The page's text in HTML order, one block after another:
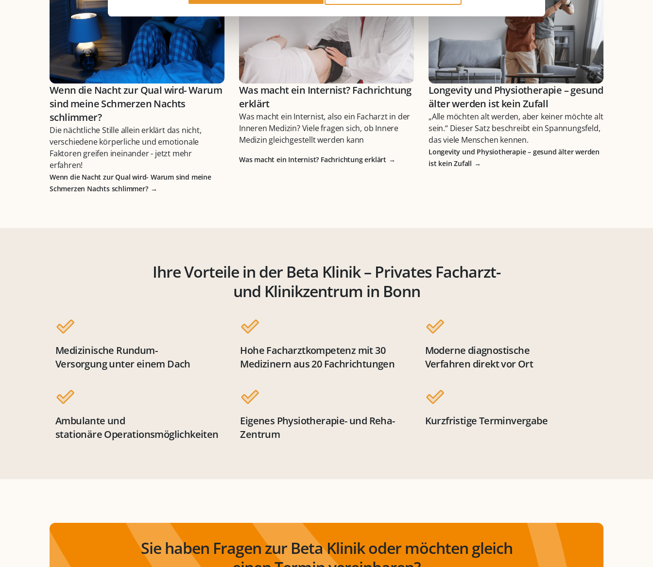
Wenn die Nacht zur Qual wird- Warum
sind meine Schmerzen Nachts
schlimmer?
Die nächtliche Stille allein erklärt das nicht,
verschiedene körperliche und emotionale
Faktoren greifen ineinander - jetzt mehr
erfahren!
Wenn die Nacht zur Qual wird- Warum sind meine
Schmerzen Nachts schlimmer?
Was macht ein Internist? Fachrichtung
erklärt
Was macht ein Internist, also ein Facharzt in der
Inneren Medizin? Viele fragen sich, ob Innere
Medizin gleichgestellt werden kann
Was macht ein Internist? Fachrichtung erklärt
Longevity und Physiotherapie – gesund
älter werden ist kein Zufall
„Alle möchten alt werden, aber keiner möchte alt
sein.“ Dieser Satz beschreibt ein Spannungsfeld,
das viele Menschen kennen.
Longevity und Physiotherapie – gesund älter werden
ist kein Zufall
Ihre Vorteile in der Beta Klinik – Privates Facharzt-
und Klinikzentrum in Bonn
Medizinische Rundum-
Versorgung unter einem Dach
Hohe Facharztkompetenz mit 30
Medizinern aus 20 Fachrichtungen
Moderne diagnostische
Verfahren direkt vor Ort
Ambulante und
stationäre Operationsmöglichkeiten
Eigenes Physiotherapie- und Reha-
Zentrum
Kurzfristige Terminvergabe
Sie haben Fragen zur Beta Klinik oder möchten gleich